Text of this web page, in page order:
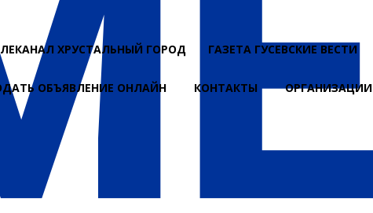
ХРУСТАЛЬНЫЙ ГОРОД ГАЗЕТА ГУСЕВСКИЕ ВЕСТИ
ОБЪЯВЛЕНИЕ ОНЛАЙН КОНТАКТЫ ОРГАНИЗАЦИИ